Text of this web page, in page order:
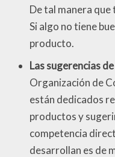
De tal manera
Si algo no tiene
producto.
Las sugerencias
Organización de
están dedicados
productos y
competencia
desarrollan es de